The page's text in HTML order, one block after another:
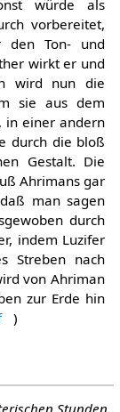
würde als
vorbereitet,
den Ton- und
wirkt er und
wird nun die
sie aus dem
in einer andern
durch die bloß
Gestalt. Die
Ahrimans gar
man sagen
durch
indem Luzifer
Streben nach
von Ahriman
zur Erde hin
)
Stunden,